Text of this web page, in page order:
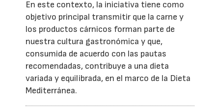
En este contexto, la iniciativa tiene como
objetivo principal transmitir que la carne y
los productos cárnicos forman parte de
nuestra cultura gastronómica y que,
consumida de acuerdo con las pautas
recomendadas, contribuye a una dieta
variada y equilibrada, en el marco de la Dieta
Mediterránea.